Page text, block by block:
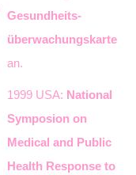
Gesundheits­
überwachungskarte
an.
1999 USA: National
Symposion on
Medical and Public
Health Response to